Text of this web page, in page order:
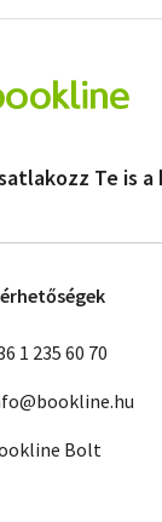
Te is
1 235 60 70
Bolt